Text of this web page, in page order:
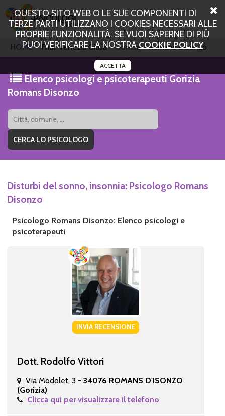
QUESTO SITO WEB O LE SUE COMPONENTI DI
TERZE PARTI UTILIZZANO I COOKIES NECESSARI ALLE
PROPRIE FUNZIONALITÀ. SE VUOI SAPERNE DI PIÙ
PUOI VERIFICARE LA NOSTRACOOKIE POLICY
ACCETTA
HOME Friuli Venezia Giulia Gorizia Romans Disonzo
Elenco psicologi e psicoterapeuti Gorizia
Romans Disonzo
Disturbi del sonno, insonnia: Psicologo Romans
Disonzo
Psicologo Romans Disonzo: Elenco psicologi e
psicoterapeuti
INVIA RECENSIONE
Dott. Rodolfo Vittori
Via Modolet, 3 - 34076 ROMANS D'ISONZO
(Gorizia)
Clicca qui per visualizzare il telefono